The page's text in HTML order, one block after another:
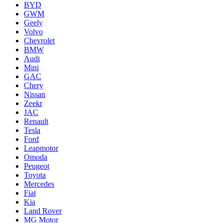
BYD
GWM
Geely
Volvo
Chevrolet
BMW
Audi
Mini
GAC
Chery
Nissan
Zeekr
JAC
Renault
Tesla
Ford
Leapmotor
Omoda
Peugeot
Toyota
Mercedes
Fiat
Kia
Land Rover
MG Motor